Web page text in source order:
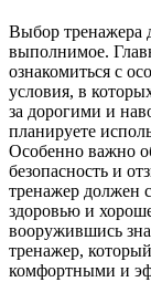
Выбор тренажера
выполнимое.
ознакомиться с
условия, в
за дорогими и
планируете
Особенно важно
безопасность и
тренажер должен
здоровью и
вооружившись
тренажер,
комфортными и